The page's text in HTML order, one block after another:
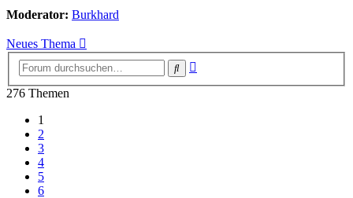
Moderator: Burkhard
Neues Thema
Suche
276 Themen
1
2
3
4
5
6